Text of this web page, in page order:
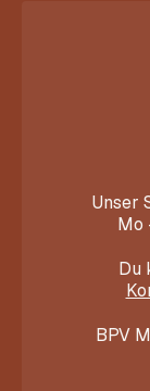
Unser
Mo
Du
BPV